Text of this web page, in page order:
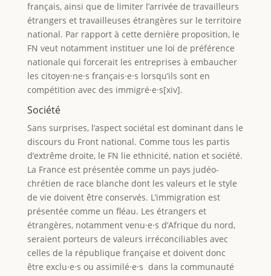
français, ainsi que de limiter l’arrivée de travailleurs
étrangers et travailleuses étrangères sur le territoire
national. Par rapport à cette dernière proposition, le
FN veut notamment instituer une loi de préférence
nationale qui forcerait les entreprises à embaucher
les citoyen·ne·s français·e·s lorsqu’ils sont en
compétition avec des immigré·e·s[xiv].
Société
Sans surprises, l’aspect sociétal est dominant dans le
discours du Front national. Comme tous les partis
d’extrême droite, le FN lie ethnicité, nation et société.
La France est présentée comme un pays judéo-
chrétien de race blanche dont les valeurs et le style
de vie doivent être conservés. L’immigration est
présentée comme un fléau. Les étrangers et
étrangères, notamment venu·e·s d’Afrique du nord,
seraient porteurs de valeurs irréconciliables avec
celles de la république française et doivent donc
être exclu·e·s ou assimilé·e·s dans la communauté